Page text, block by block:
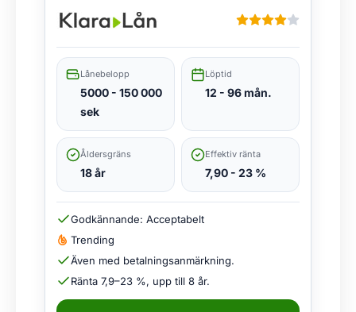
Lånebelopp
5000 - 150 000
sek
Löptid
12 - 96 mån.
Åldersgräns
18 år
Effektiv ränta
7,90 - 23 %
Godkännande: Acceptabelt
Trending
Även med betalningsanmärkning.
Ränta 7,9–23 %, upp till 8 år.